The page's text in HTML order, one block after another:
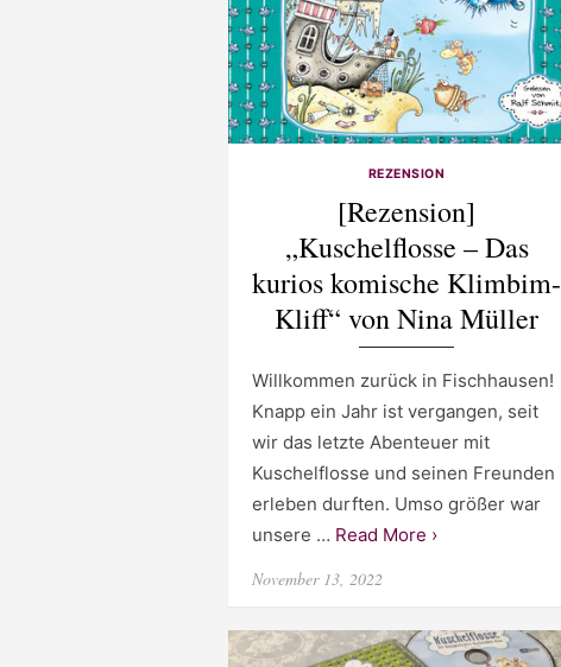
REZENSION
[Rezension]
„Kuschelflosse – Das
kurios komische Klimbim-
Kliff“ von Nina Müller
Willkommen zurück in Fischhausen!
Knapp ein Jahr ist vergangen, seit
wir das letzte Abenteuer mit
Kuschelflosse und seinen Freunden
erleben durften. Umso größer war
unsere … Read More ›
Posted
November 13, 2022